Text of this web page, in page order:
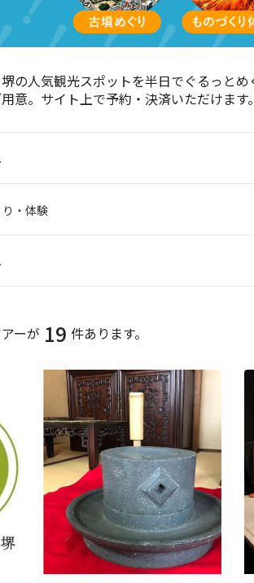
の人気観光スポットを半日でぐるっと
意。サイト上で予約・決済いただけます。
・体験
ーが 19 件あります。